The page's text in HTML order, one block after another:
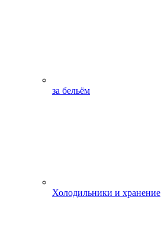
за бельём
Холодильники и хранение